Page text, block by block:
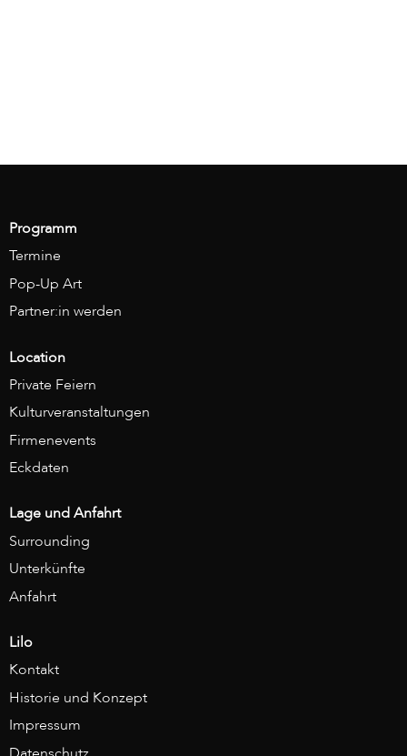
Programm
Termine
Pop-Up Art
Partner:in werden
Location
Private Feiern
Kulturveranstaltungen
Firmenevents
Eckdaten
Lage und Anfahrt
Surrounding
Unterkünfte
Anfahrt
Lilo
Kontakt
Historie und Konzept
Impressum